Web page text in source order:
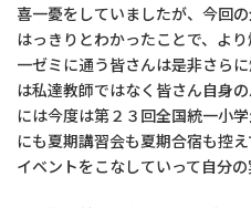
喜一憂をしていましたが、今回
はっきりとわかったことで、よ
一ゼミに通う皆さんは是非さら
は私達教師ではなく皆さん自身
には今度は第２３回全国統一小
にも夏期講習会も夏期合宿も控
イベントをこなしていって自分